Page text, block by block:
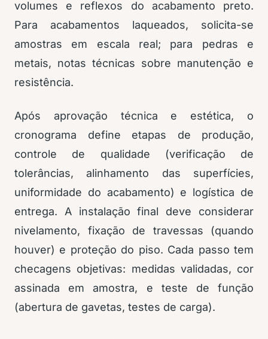
volumes e reflexos do acabamento preto.
Para acabamentos laqueados, solicita-se
amostras em escala real; para pedras e
metais, notas técnicas sobre manutenção e
resistência.
Após aprovação técnica e estética, o
cronograma define etapas de produção,
controle de qualidade (verificação de
tolerâncias, alinhamento das superfícies,
uniformidade do acabamento) e logística de
entrega. A instalação final deve considerar
nivelamento, fixação de travessas (quando
houver) e proteção do piso. Cada passo tem
checagens objetivas: medidas validadas, cor
assinada em amostra, e teste de função
(abertura de gavetas, testes de carga).